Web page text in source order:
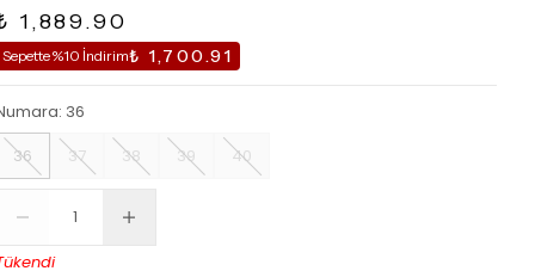
1,889.90
Sepette %10 İndirim₺ 1,700.91
: 36
36
37 38 39 40